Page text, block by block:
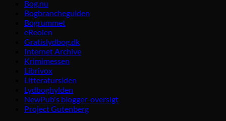
Bog.nu
Bogbrancheguiden
Bogrummet
eReolen
Gratislydbog.dk
Internet Archive
Krimimessen
Librivox
Litteratursiden
Lydboghylden
NewPub's blogger-oversigt
Project Gutenberg